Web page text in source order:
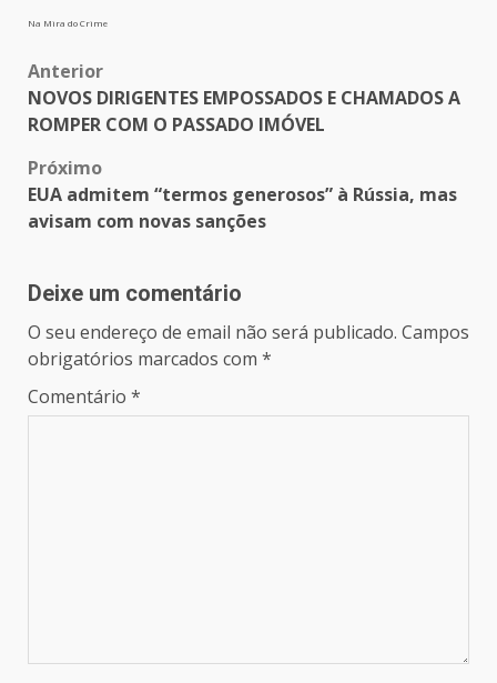
Na Mira do Crime
Post
navigation
Anterior
NOVOS DIRIGENTES EMPOSSADOS E CHAMADOS A
ROMPER COM O PASSADO IMÓVEL
Próximo
EUA admitem “termos generosos” à Rússia, mas
avisam com novas sanções
Deixe um comentário
O seu endereço de email não será publicado. Campos
obrigatórios marcados com *
Comentário *